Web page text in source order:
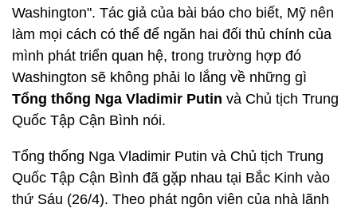
Washington". Tác giả của bài báo cho biết, Mỹ nên
làm mọi cách có thể để ngăn hai đối thủ chính của
mình phát triển quan hệ, trong trường hợp đó
Washington sẽ không phải lo lắng về những gì
Tổng thống Nga Vladimir Putin và Chủ tịch Trung
Quốc Tập Cận Bình nói.
Tổng thống Nga Vladimir Putin và Chủ tịch Trung
Quốc Tập Cận Bình đã gặp nhau tại Bắc Kinh vào
thứ Sáu (26/4). Theo phát ngôn viên của nhà lãnh